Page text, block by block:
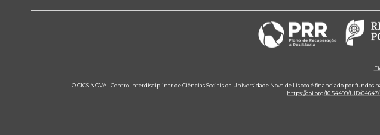
O CICS.NOVA - Centro Interdisciplinar de Ciências Sociais da Universidade Nova de Lisboa é financiado por fundos
https://doi.org/10.54499/UID/